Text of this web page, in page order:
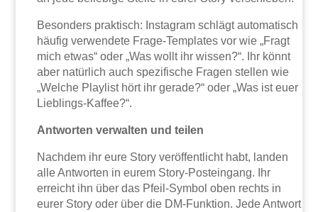
Besonders praktisch: Instagram schlägt automatisch
häufig verwendete Frage-Templates vor wie „Fragt
mich etwas“ oder „Was wollt ihr wissen?“. Ihr könnt
aber natürlich auch spezifische Fragen stellen wie
„Welche Playlist hört ihr gerade?“ oder „Was ist euer
Lieblings-Kaffee?“.
Antworten verwalten und teilen
Nachdem ihr eure Story veröffentlicht habt, landen
alle Antworten in eurem Story-Posteingang. Ihr
erreicht ihn über das Pfeil-Symbol oben rechts in
eurer Story oder über die DM-Funktion. Jede Antwort